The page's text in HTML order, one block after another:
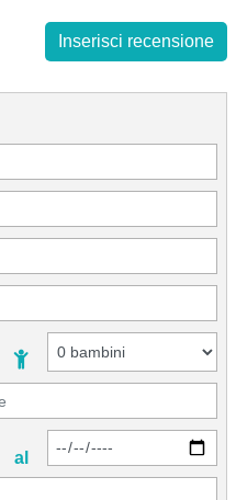
Inserisci recensione
al